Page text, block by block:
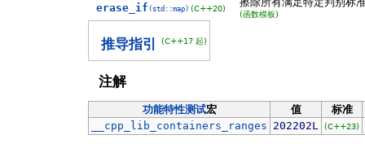
erase_if (std::map) (C++20)
(函数模板)
推导指引 (C++17 起)
注解
功能特性测试宏 值
标准
__cpp_lib_containers_ranges 202202L (C++23)